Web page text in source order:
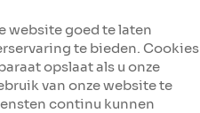
website goed te laten
te bieden. Cookies
opslaat als u onze
van onze website te
continu kunnen